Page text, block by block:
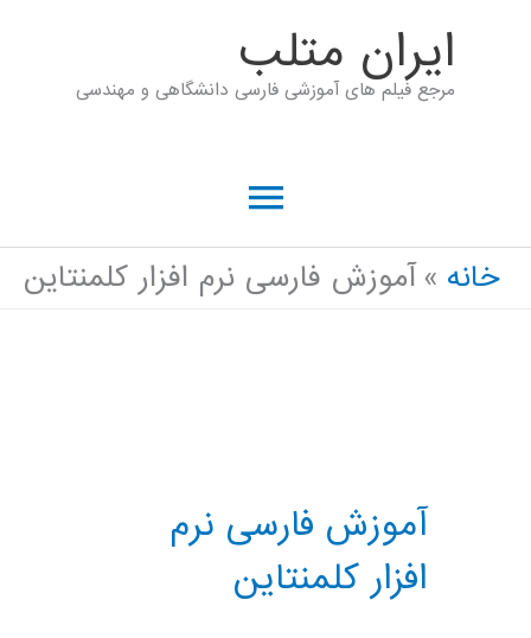
ايران متلب
مرجع فیلم های آموزشی فارسی دانشگاهی و مهندسی
فهرست
اصلی
خانه آموزش فارسی نرم افزار کلمنتاین
آموزش فارسی نرم
افزار کلمنتاین